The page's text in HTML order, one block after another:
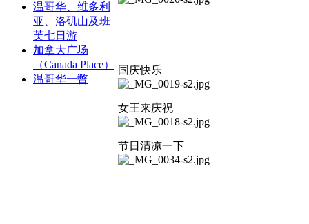
温哥华、维多利
亚、洛矶山及班
芙七日游
加拿大广场
（Canada Place）
温哥华一瞥
国庆快乐
女王来庆祝
节日清凉一下